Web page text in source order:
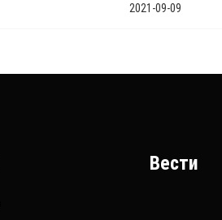
2021-09-09
Вести